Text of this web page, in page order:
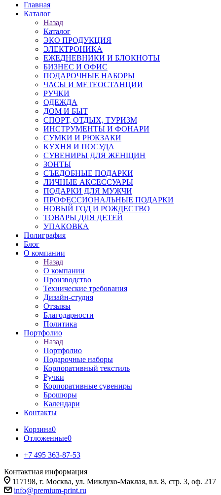
Главная
Каталог
Назад
Каталог
ЭКО ПРОДУКЦИЯ
ЭЛЕКТРОНИКА
ЕЖЕДНЕВНИКИ И БЛОКНОТЫ
БИЗНЕС И ОФИС
ПОДАРОЧНЫЕ НАБОРЫ
ЧАСЫ И МЕТЕОСТАНЦИИ
РУЧКИ
ОДЕЖДА
ДОМ И БЫТ
СПОРТ, ОТДЫХ, ТУРИЗМ
ИНСТРУМЕНТЫ И ФОНАРИ
СУМКИ И РЮКЗАКИ
КУХНЯ И ПОСУДА
СУВЕНИРЫ ДЛЯ ЖЕНЩИН
ЗОНТЫ
СЪЕДОБНЫЕ ПОДАРКИ
ЛИЧНЫЕ АКСЕССУАРЫ
ПОДАРКИ ДЛЯ МУЖЧИ
ПРОФЕССИОНАЛЬНЫЕ ПОДАРКИ
НОВЫЙ ГОД И РОЖДЕСТВО
ТОВАРЫ ДЛЯ ДЕТЕЙ
УПАКОВКА
Полиграфия
Блог
О компании
Назад
О компании
Производство
Технические требования
Дизайн-студия
Отзывы
Благодарности
Политика
Портфолио
Назад
Портфолио
Подарочные наборы
Корпоративный текстиль
Ручки
Корпоративные сувениры
Брошюры
Календари
Контакты
Корзина0
Отложенные0
+7 495 363-87-53
Контактная информация
117198, г. Москва, ул. Миклухо-Маклая, вл. 8, стр. 3, оф. 217
info@premium-print.ru